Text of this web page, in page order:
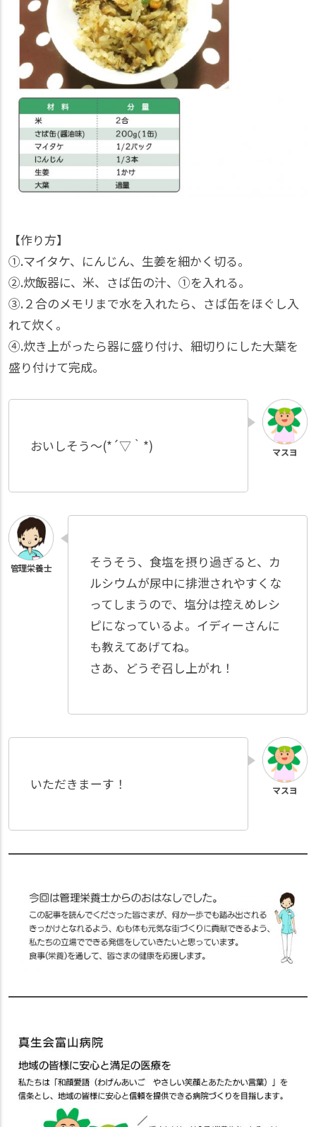
【作り方】
①.マイタケ、にんじん、生姜を細かく切る。
②.炊飯器に、米、さば缶の汁、①を入れる。
③.２合のメモリまで水を入れたら、さば缶をほぐし入
れて炊く。
④.炊き上がったら器に盛り付け、細切りにした大葉を
盛り付けて完成。
おいしそう～(*´▽｀*)
そうそう、食塩を摂り過ぎると、カ
ルシウムが尿中に排泄されやすくな
ってしまうので、塩分は控えめレシ
ピになっているよ。イディーさんに
も教えてあげてね。
さあ、どうぞ召し上がれ！
いただきまーす！